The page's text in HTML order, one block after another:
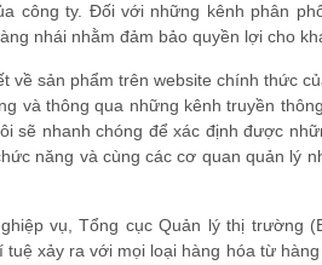
công ty. Đối với những kênh phân
nhái nhằm đảm bảo quyền lợi cho
về sản phẩm trên website chính thức
và thông qua những kênh truyền
sẽ nhanh chóng để xác định được
năng và cùng các cơ quan quản lý
vụ, Tổng cục Quản lý thị trường
xảy ra với mọi loại hàng hóa từ